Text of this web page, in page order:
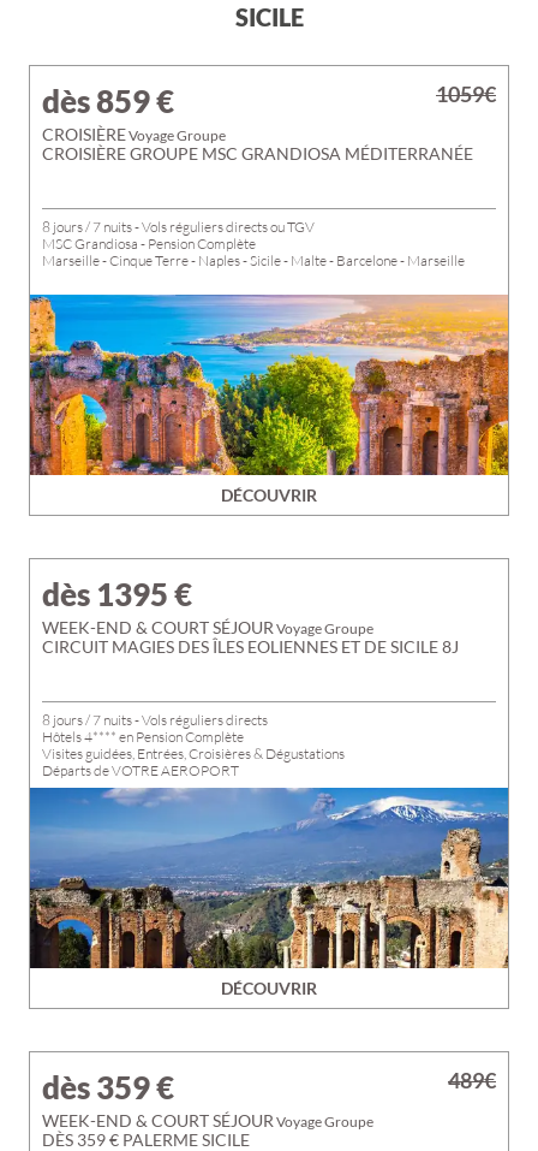
SICILE
dès 859€
CROISIÈREVoyage Groupe
CROISIÈRE GROUPE MSC GRANDIOSA MÉDITERRANÉE
8 jours / 7 nuits - Vols réguliers directs ou TGV
MSC Grandiosa - Pension Complète
Marseille - Cinque Terre - Naples - Sicile - Malte - Barcelone - Marseille
DÉCOUVRIR
1059€
dès 1395€
WEEK-END & COURT SÉJOUR Voyage Groupe
CIRCUIT MAGIES DES ÎLES EOLIENNES ET DE SICILE 8J
8 jours / 7 nuits - Vols réguliers directs
Hôtels 4**** en Pension Complète
Visites guidées, Entrées, Croisières & Dégustations
Départs de VOTRE AEROPORT
DÉCOUVRIR
dès 359€
WEEK-END & COURT SÉJOUR Voyage Groupe
DÈS 359 € PALERME SICILE
489€